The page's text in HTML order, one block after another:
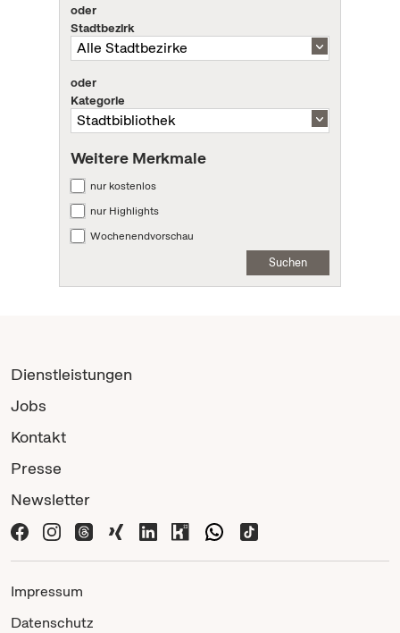
oder
Stadtbezirk
oder
Kategorie
Weitere Merkmale
nur kostenlos
nur Highlights
Wochenendvorschau
Suchen
Dienstleistungen
Jobs
Kontakt
Presse
Newsletter
Impressum
Datenschutz